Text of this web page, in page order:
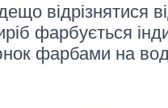
відрізнятися
фарбується
фарбами на